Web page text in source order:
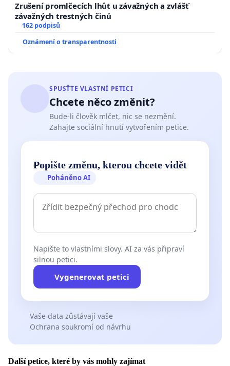
Zrušení promlčecích lhůt u závažných a zvlášť
závažných trestných činů
162 podpisů
Oznámení o transparentnosti
SPUSŤTE VLASTNÍ PETICI
Chcete něco změnit?
Bude-li člověk mlčet, nic se nezmění.
Zahajte sociální hnutí vytvořením petice.
Popište změnu, kterou chcete vidět
Poháněno AI
Napište to vlastními slovy. AI za vás připraví
silnou petici.
Vygenerovat petici
Vaše data zůstávají vaše
Ochrana soukromí od návrhu
Další petice, které by vás mohly zajímat